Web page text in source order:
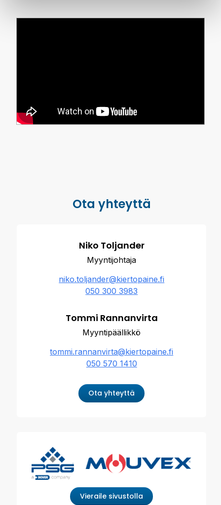
Ota yhteyttä
Niko Toljander
Myyntijohtaja
niko.toljander@kiertopaine.fi
050 300 3983
Tommi Rannanvirta
Myyntipäällikkö
tommi.rannanvirta@kiertopaine.fi
050 570 1410
Ota yhteyttä
Vieraile sivustolla